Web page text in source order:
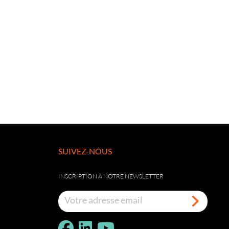
SUIVEZ-NOUS
INSCRIPTION À NOTRE NEWSLETTER